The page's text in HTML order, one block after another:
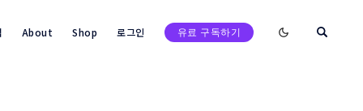
About Shop 로그인 유료 구독하기 Enable dark mode